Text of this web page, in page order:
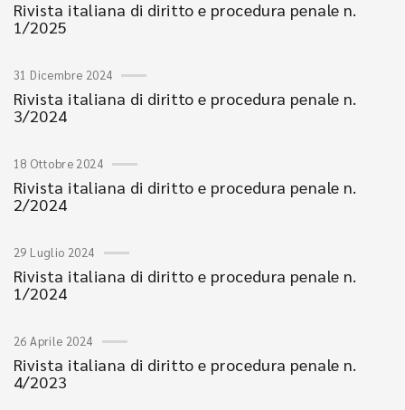
Rivista italiana di diritto e procedura penale n.
1/2025
31 Dicembre 2024
Rivista italiana di diritto e procedura penale n.
3/2024
18 Ottobre 2024
Rivista italiana di diritto e procedura penale n.
2/2024
29 Luglio 2024
Rivista italiana di diritto e procedura penale n.
1/2024
26 Aprile 2024
Rivista italiana di diritto e procedura penale n.
4/2023